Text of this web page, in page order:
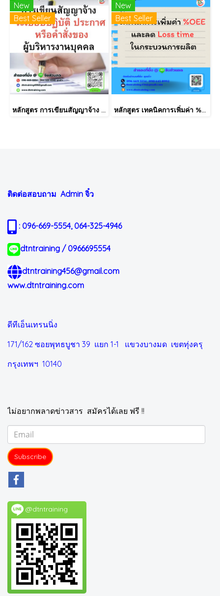
New
Best Seller
หลักสูตร การเขียนสัญญาจ้าง ระเบียบปฏิบัติ ประกาศ หรือคำสั่งของผู้บริหารงานบุคคล
New
Best Seller
หลักสูตร เทคนิคการเพิ่มค่า %OEE และลด Loss time ในกระบวนการผลิต
ติดต่อสอบถาม Admin จิ๋ว
: 096-669-5554, 064-325-4946
dtntraining / 0966695554
dtntraining456@gmail.com
www.dtntraining.com
ดีทีเอ็นเทรนนิ่ง
171/162 ซอยพุทธบูชา 39 แยก 1-1 แขวงบางมด เขตทุ่งครุ
กรุงเทพฯ 10140
ไม่อยากพลาดข่าวสาร สมัครได้เลย ฟรี !!
Subscribe
@dtntraining